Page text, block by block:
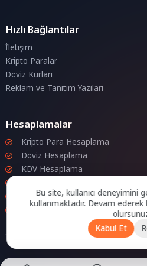
Hızlı Bağlantılar
İletişim
Kripto Paralar
Döviz Kurları
Reklam ve Tanıtım Yazıları
Hesaplamalar
Kripto Para Hesaplama
Döviz Hesaplama
KDV Hesaplama
Zam Hesaplama
Bileşik Hesaplama
Bu site, kullanıcı deneyimini
kullanmaktadır. Devam
Kabul Et